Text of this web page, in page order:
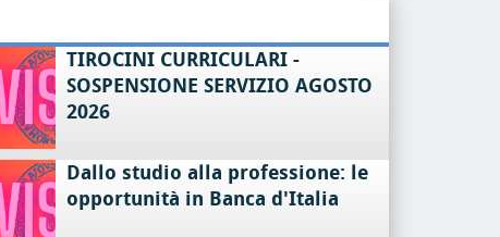
TIROCINI CURRICULARI -
SOSPENSIONE SERVIZIO AGOSTO
2026
Dallo studio alla professione: le
opportunità in Banca d'Italia